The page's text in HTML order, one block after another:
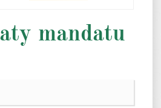
mandatu